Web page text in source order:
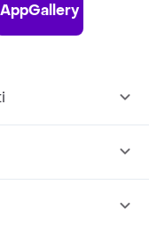
AppGallery